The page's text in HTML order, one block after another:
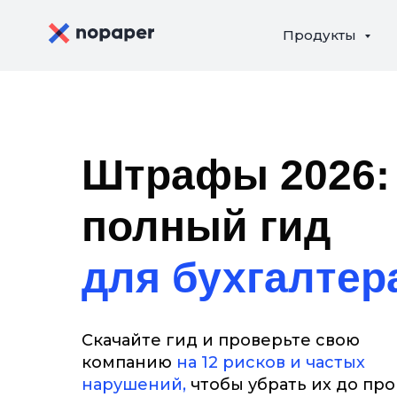
Продукты
Штрафы 2026:
полный гид
для
Скачайте гид и проверьте свою
компанию на 12 рисков и частых
нарушений, чтобы убрать их до